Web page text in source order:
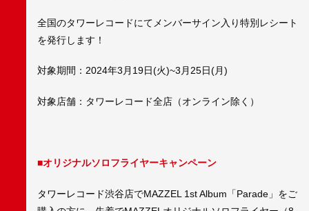
全国のタワーレコードにてメンバーサイン入り特別レシート
を発行します！
対象期間：2024年3月19日(火)~3月25日(月)
対象店舗：タワーレコード全店（オンライン除く）
■オリジナルソロフライヤーキャンペーン
タワーレコード渋谷店でMAZZEL 1st Album「Parade」をご